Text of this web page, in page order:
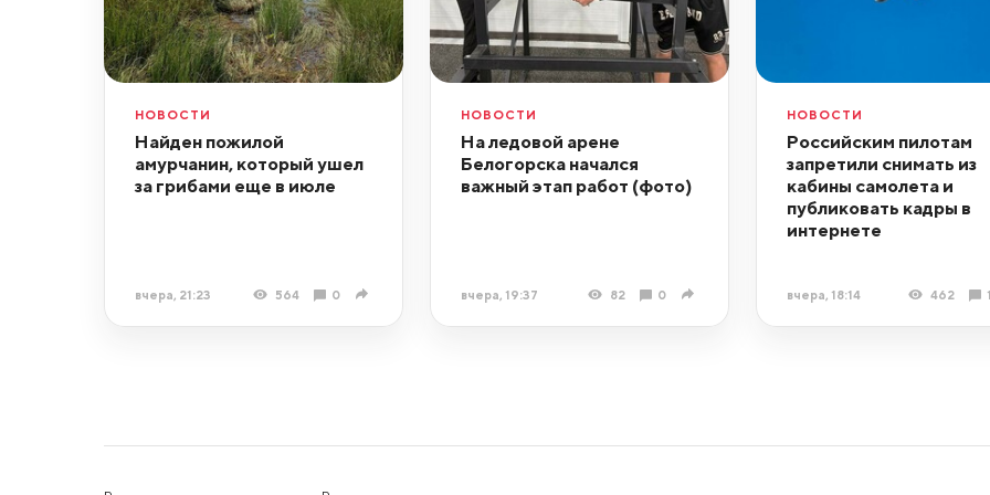
НОВОСТИ
Найден пожилой
амурчанин, который ушел
за грибами еще в июле
вчера, 21:23 564 0
НОВОСТИ
На ледовой арене
Белогорска начался
важный этап работ (фото)
вчера, 19:37 82 0
НОВОСТИ
Российским пилотам
запретили снимать из
кабины самолета и
публиковать кадры в
интернете
вчера, 18:14 462